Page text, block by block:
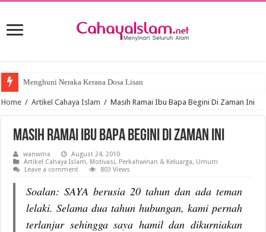
Menghuni Neraka Kerana Dosa Lisan
SYURGA SEORANG ISTERI
Home / Artikel Cahaya Islam / Masih Ramai Ibu Bapa Begini Di Zaman Ini
Masih Ramai Ibu Bapa Begini Di Zaman Ini
wanwma
August 24, 2010
Artikel Cahaya Islam, Motivasi, Perkahwinan & Keluarga, Umum
Leave a comment
803 Views
Soalan: SAYA berusia 20 tahun dan ada teman
lelaki. Selama dua tahun hubungan, kami pernah
terlanjur sehingga saya hamil dan dikurniakan